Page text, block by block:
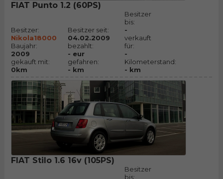
FIAT Punto 1.2 (60PS)
Besitzer:
Nikola18000
Baujahr:
2009
gekauft mit:
0km
Besitzer seit:
04.02.2009
bezahlt:
- eur
gefahren:
- km
Besitzer
bis:
-
verkauft
für:
-
Kilometerstand:
- km
FIAT Stilo 1.6 16v (105PS)
Besitzer
bis: